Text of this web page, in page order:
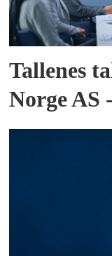
Tallenes
Norge AS